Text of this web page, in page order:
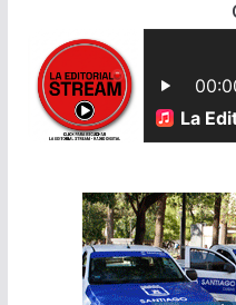
k
p